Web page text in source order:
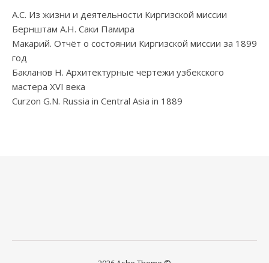
А.С. Из жизни и деятельности Киргизской миссии
Бернштам А.Н. Саки Памира
Макарий. Отчёт о состоянии Киргизской миссии за 1899
год
Бакланов Н. Архитектурные чертежи узбекского
мастера XVI века
Curzon G.N. Russia in Central Asia in 1889